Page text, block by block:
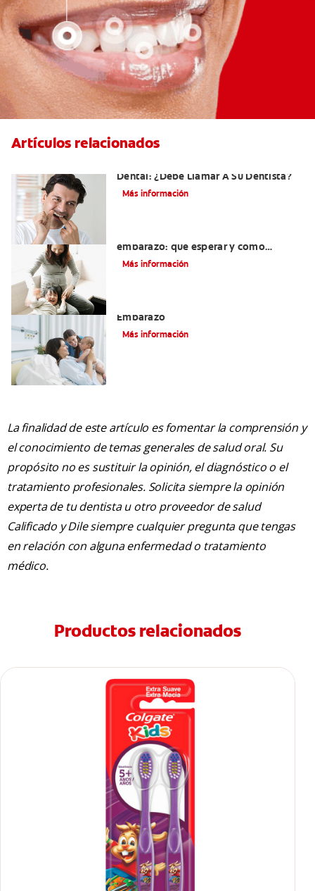
Artículos relacionados
Dental: ¿Debe Llamar A Su Dentista?
Más información
embarazo: qué esperar y cómo
tratarlos
Más información
Embarazo
Más información
La finalidad de este artículo es fomentar la comprensión y
el conocimiento de temas generales de salud oral. Su
propósito no es sustituir la opinión, el diagnóstico o el
tratamiento profesionales. Solicita siempre la opinión
experta de tu dentista u otro proveedor de salud
Calificado y Dile siempre cualquier pregunta que tengas
en relación con alguna enfermedad o tratamiento
médico.
Productos relacionados